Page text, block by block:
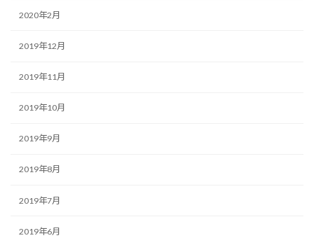
2020年2月
2019年12月
2019年11月
2019年10月
2019年9月
2019年8月
2019年7月
2019年6月